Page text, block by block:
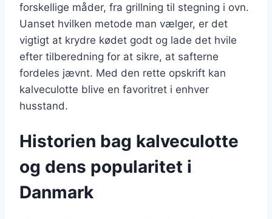
forskellige måder, fra grillning til stegning i ovn.
Uanset hvilken metode man vælger, er det
vigtigt at krydre kødet godt og lade det hvile
efter tilberedning for at sikre, at safterne
fordeles jævnt. Med den rette opskrift kan
kalveculotte blive en favoritret i enhver
husstand.
Historien bag kalveculotte
og dens popularitet i
Danmark